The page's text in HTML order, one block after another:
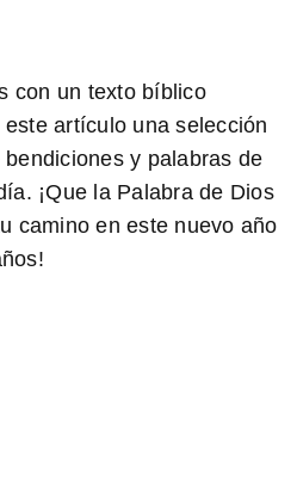
con un texto bíblico
artículo una selección
y palabras de
¡Que la Palabra de Dios
camino en este nuevo año